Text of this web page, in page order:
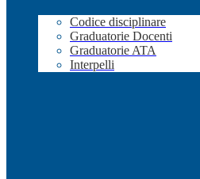
Codice disciplinare
Graduatorie Docenti
Graduatorie ATA
Interpelli